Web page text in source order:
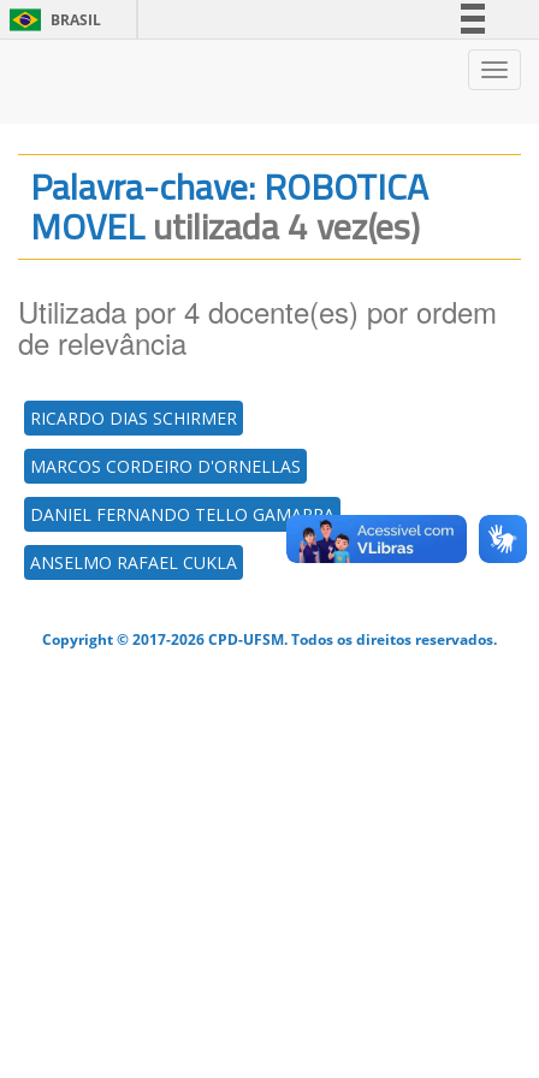
BRASIL
Legislação
Canais
Palavra-chave: ROBOTICA
MOVELutilizada 4 vez(es)
Utilizada por 4 docente(es) por ordem
de relevância
RICARDO DIAS SCHIRMER
MARCOS CORDEIRO D'ORNELLAS
DANIEL FERNANDO TELLO GAMARRA
ANSELMO RAFAEL CUKLA
Copyright © 2017-2026 CPD-UFSM. Todos os direitos reservados.